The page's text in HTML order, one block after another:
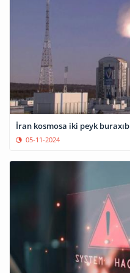
İran kosmosa iki peyk buraxıb
05-11-2024